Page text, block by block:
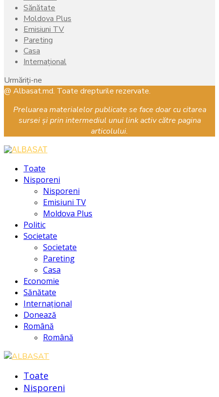
Sănătate
Moldova Plus
Emisiuni TV
Pareting
Casa
Internațional
Urmăriți-ne
Facebook
Instagram
Youtube
@ Albasat.md. Toate drepturile rezervate.
Preluarea materialelor publicate se face doar cu citarea
sursei și prin intermediul unui link activ către pagina
articolului.
Toate
Nisporeni
Nisporeni
Emisiuni TV
Moldova Plus
Politic
Societate
Societate
Pareting
Casa
Economie
Sănătate
Internațional
Donează
Română
Română
Toate
Nisporeni